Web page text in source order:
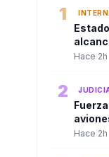
1
Hace 2h
2
tras
Hace 2h